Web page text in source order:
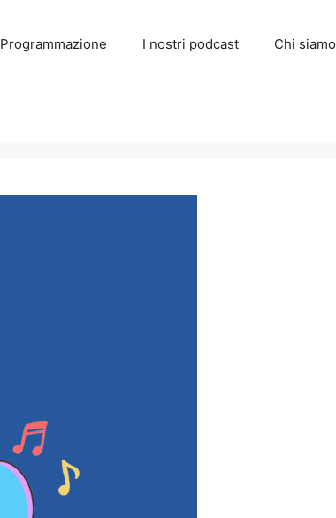
Programmazione I nostri podcast Chi siamo